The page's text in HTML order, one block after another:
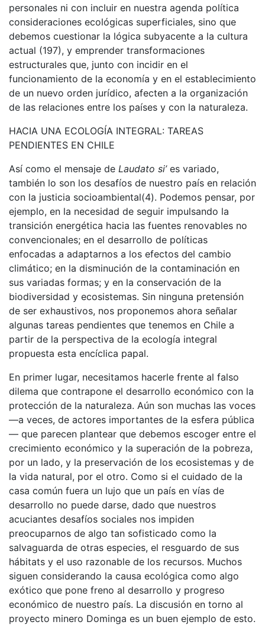
personales ni con incluir en nuestra agenda política
consideraciones ecológicas superficiales, sino que
debemos cuestionar la lógica subyacente a la cultura
actual (197), y emprender transformaciones
estructurales que, junto con incidir en el
funcionamiento de la economía y en el establecimiento
de un nuevo orden jurídico, afecten a la organización
de las relaciones entre los países y con la naturaleza.
HACIA UNA ECOLOGÍA INTEGRAL: TAREAS
PENDIENTES EN CHILE
Así como el mensaje de Laudato si’es variado,
también lo son los desafíos de nuestro país en relación
con la justicia socioambiental(4). Podemos pensar, por
ejemplo, en la necesidad de seguir impulsando la
transición energética hacia las fuentes renovables no
convencionales; en el desarrollo de políticas
enfocadas a adaptarnos a los efectos del cambio
climático; en la disminución de la contaminación en
sus variadas formas; y en la conservación de la
biodiversidad y ecosistemas. Sin ninguna pretensión
de ser exhaustivos, nos proponemos ahora señalar
algunas tareas pendientes que tenemos en Chile a
partir de la perspectiva de la ecología integral
propuesta esta encíclica papal.
En primer lugar, necesitamos hacerle frente al falso
dilema que contrapone el desarrollo económico con la
protección de la naturaleza. Aún son muchas las voces
—a veces, de actores importantes de la esfera pública
— que parecen plantear que debemos escoger entre el
crecimiento económico y la superación de la pobreza,
por un lado, y la preservación de los ecosistemas y de
la vida natural, por el otro. Como si el cuidado de la
casa común fuera un lujo que un país en vías de
desarrollo no puede darse, dado que nuestros
acuciantes desafíos sociales nos impiden
preocuparnos de algo tan sofisticado como la
salvaguarda de otras especies, el resguardo de sus
hábitats y el uso razonable de los recursos. Muchos
siguen considerando la causa ecológica como algo
exótico que pone freno al desarrollo y progreso
económico de nuestro país. La discusión en torno al
proyecto minero Dominga es un buen ejemplo de esto.